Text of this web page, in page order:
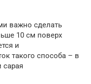
важно сделать
10 см поверх
и
такого способа – в
сарая